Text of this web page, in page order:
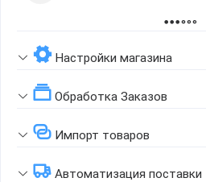
Настройки магазина
Обработка Заказов
Импорт товаров
Автоматизация поставки